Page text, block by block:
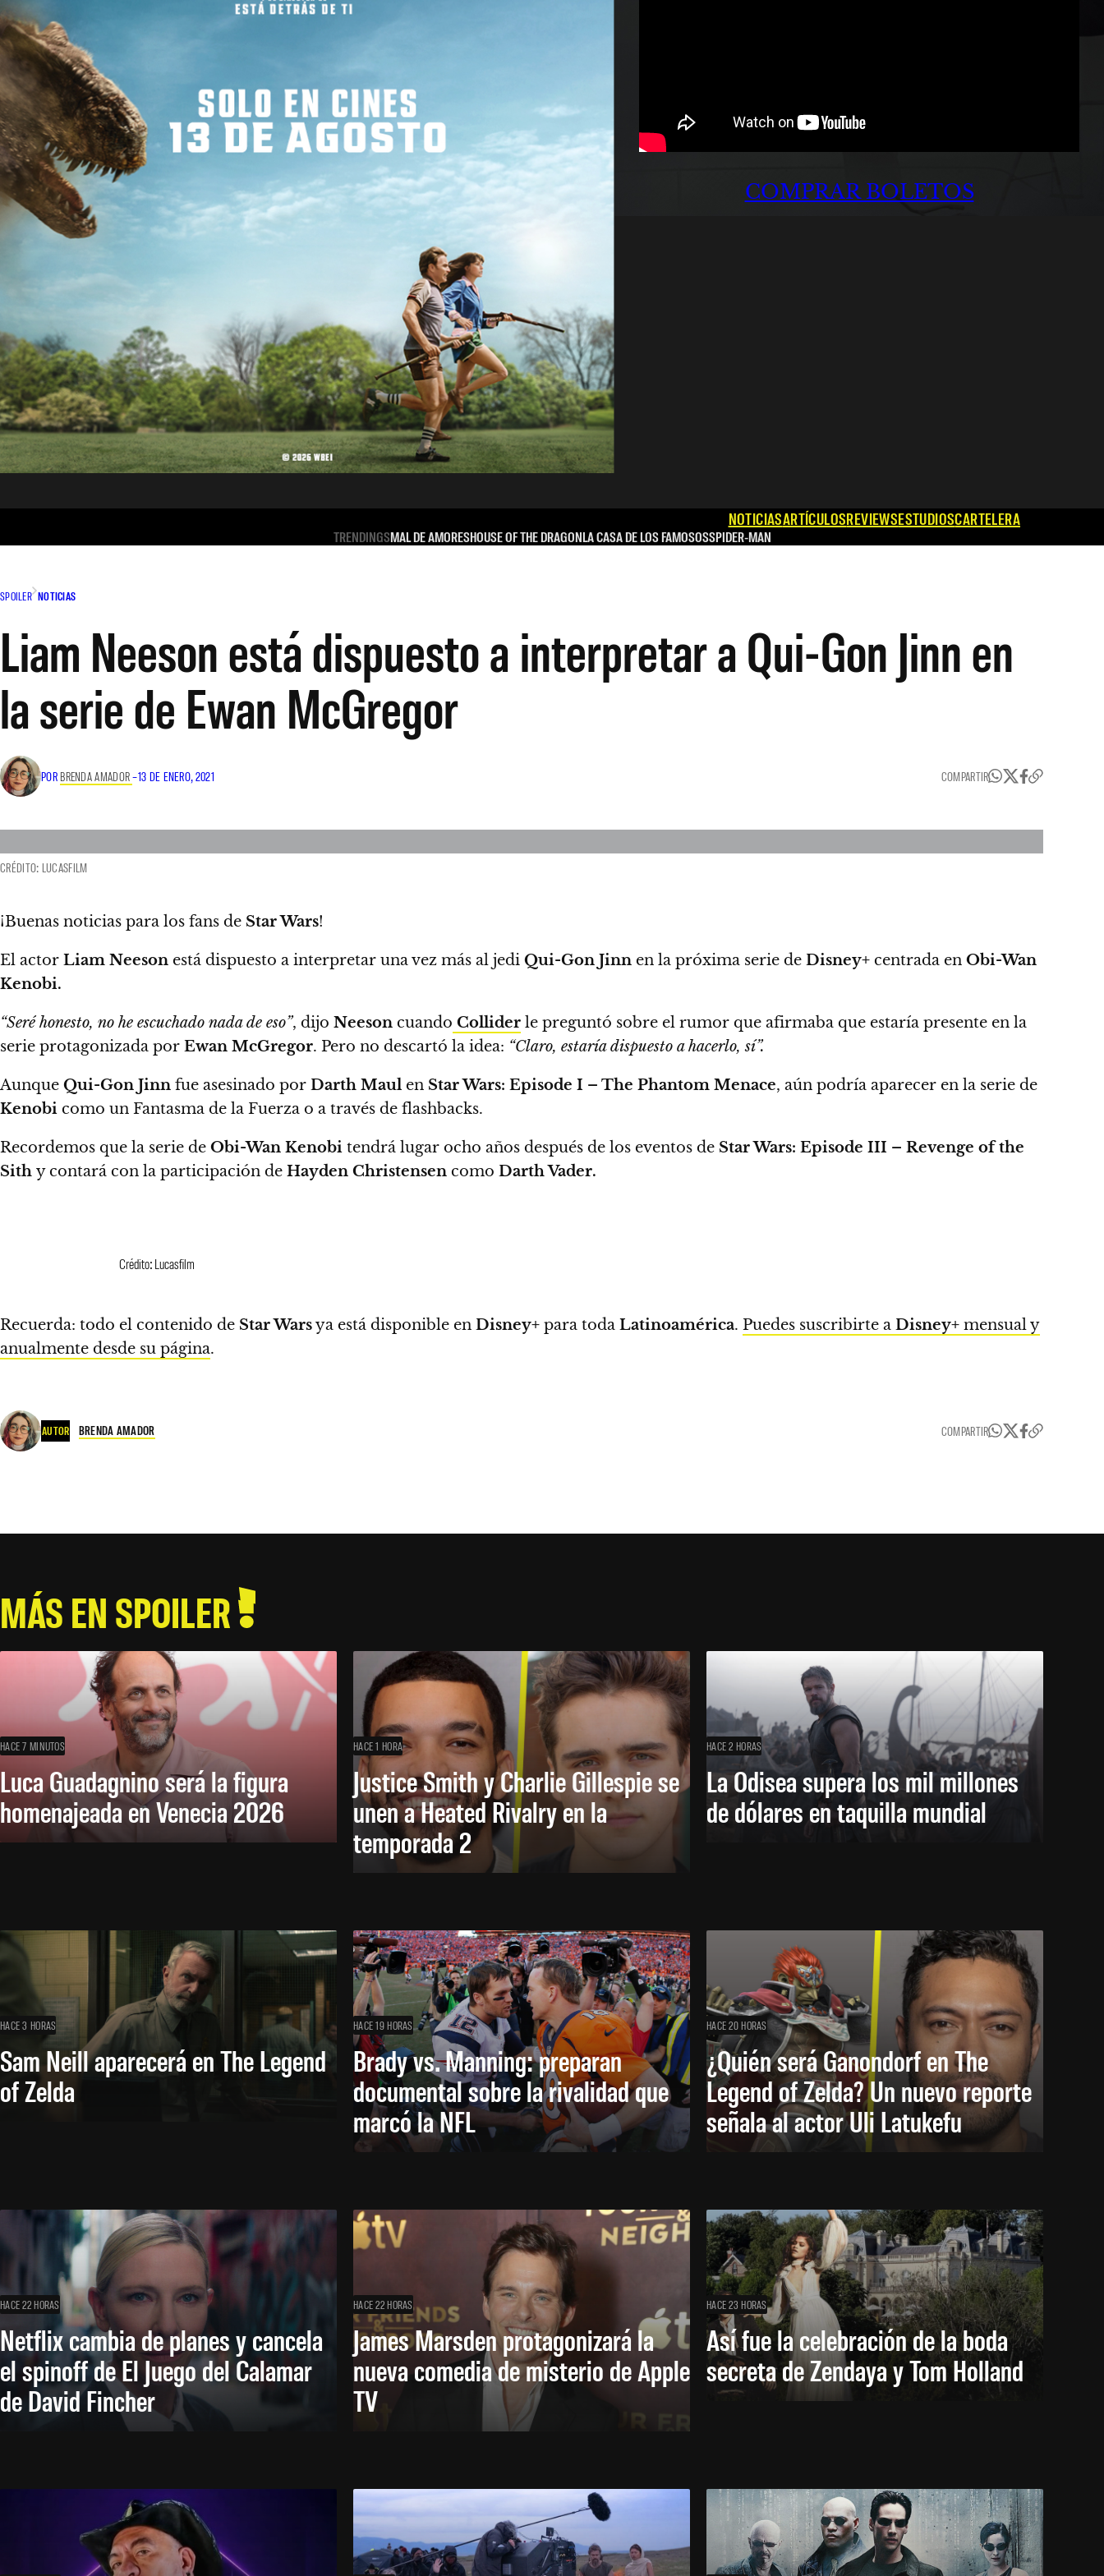
COMPRAR BOLETOS
NOTICIASARTÍCULOSREVIEWSESTUDIOSCARTELERA
TRENDINGSMAL DE AMORESHOUSE OF THE DRAGONLA CASA DE LOS FAMOSOSSPIDER-MAN
SPOILER NOTICIAS
Liam Neeson está dispuesto a interpretar a Qui-Gon Jinn en
la serie de Ewan McGregor
POR BRENDA AMADOR–13 DE ENERO, 2021 COMPARTIR
CRÉDITO: LUCASFILM
¡Buenas noticias para los fans de Star Wars!
El actor Liam Neeson está dispuesto a interpretar una vez más al jedi Qui-Gon Jinn en la próxima serie de Disney+ centrada en Obi-Wan
Kenobi.
“Seré honesto, no he escuchado nada de eso”, dijo Neeson cuando Collider le preguntó sobre el rumor que afirmaba que estaría presente en la
serie protagonizada por Ewan McGregor. Pero no descartó la idea: “Claro, estaría dispuesto a hacerlo, sí”.
Aunque Qui-Gon Jinn fue asesinado por Darth Maul en Star Wars: Episode I – The Phantom Menace, aún podría aparecer en la serie de
Kenobi como un Fantasma de la Fuerza o a través de flashbacks.
Recordemos que la serie de Obi-Wan Kenobi tendrá lugar ocho años después de los eventos de Star Wars: Episode III – Revenge of the
Sith y contará con la participación de Hayden Christensen como Darth Vader.
Crédito: Lucasfilm
Recuerda: todo el contenido de Star Warsya está disponible en Disney+ para toda Latinoamérica. Puedes suscribirte a Disney+ mensual y
anualmente desde su página.
AUTOR BRENDA AMADOR COMPARTIR
MÁS EN SPOILER
HACE 7 MINUTOS
Luca Guadagnino será la figura
homenajeada en Venecia 2026
HACE 1 HORA
Justice Smith y Charlie Gillespie se
unen a Heated Rivalry en la
temporada 2
HACE 2 HORAS
La Odisea supera los mil millones
de dólares en taquilla mundial
HACE 3 HORAS
Sam Neill aparecerá en The Legend
of Zelda
HACE 19 HORAS
Brady vs. Manning: preparan
documental sobre la rivalidad que
marcó la NFL
HACE 20 HORAS
¿Quién será Ganondorf en The
Legend of Zelda? Un nuevo reporte
señala al actor Uli Latukefu
HACE 22 HORAS
Netflix cambia de planes y cancela
el spinoff de El Juego del Calamar
de David Fincher
HACE 22 HORAS
James Marsden protagonizará la
nueva comedia de misterio de Apple
TV
HACE 23 HORAS
Así fue la celebración de la boda
secreta de Zendaya y Tom Holland